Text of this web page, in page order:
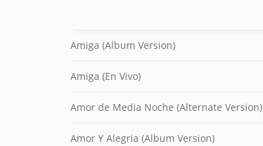
Amiga (Album Version)
Amiga (En Vivo)
Amor de Media Noche (Alternate Version)
Amor Y Alegria (Album Version)